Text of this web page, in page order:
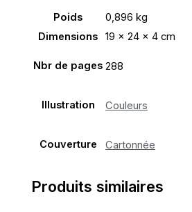
Poids
0,896 kg
Dimensions
19 × 24 × 4 cm
Nbr de pages 288
Illustration Couleurs
Couverture Cartonnée
Produits similaires